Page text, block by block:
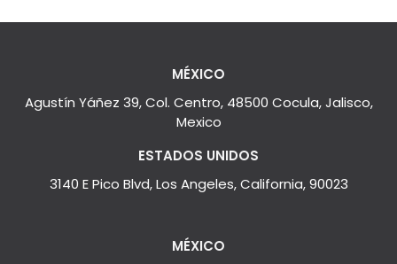
MÉXICO
Agustín Yáñez 39, Col. Centro, 48500 Cocula, Jalisco,
Mexico
ESTADOS UNIDOS
3140 E Pico Blvd, Los Angeles, California, 90023
MÉXICO